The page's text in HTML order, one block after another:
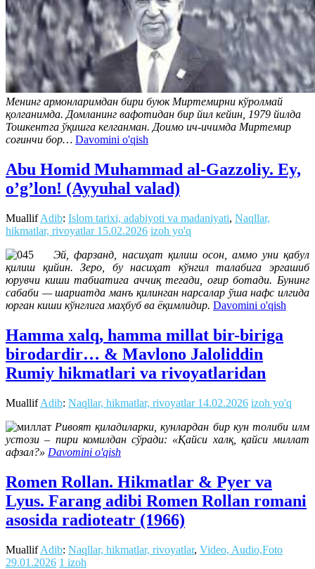
Менинг армонларимдан бири буюк Миртемирни кўролмай
қолганимда. Домланинг вафотидан бир йил кейин, 1979 йилда
Тошкентга ўқишга келганман. Доимо ич-ичимда Миртемир
соғинчи бор… Davomini o'qish
Abu Homid Muhammad al-Gazzoliy. Ey,
o’g’lon! (Ayyuhal valad)
MuallifAdib: Islom tarixi, adabiyoti va madaniyati, Naqllar,
hikmatlar, rivoyatlar 15.02.2026 izoh yo'q
Эй, фарзанд, насиҳат қилиш осон, аммо уни қабул
қилиш қийин. Зеро, бу насиҳат кўнгил талабига эргашиб
юрувчи киши табиатига аччиқ тегади, оғир ботади. Бунинг
сабаби — шариатда манъ қилинган нарсалар ўша нафс илгида
юрган киши кўнглига маҳбуб ва ёқимлидир. Davomini o'qish
Hamma xalq, hamma millat bir-biriga
birodardir… & Mavlono Jaloliddin
Rumiy hikmatlari va rivoyatlaridan
MuallifAdib: Naqllar, hikmatlar, rivoyatlar 14.02.2026 izoh yo'q
Ривоят қиладиларки, кунлардан бир кун толиби илм
устози – пири комилдан сўради: «Қайси халқ, қайси миллат
афзал?» Davomini o'qish
Romen Rollan. Hikmatlar & Pyer va
Lyus. Farang adibi Romen Rollan romani
asosida radioteatr (1966)
MuallifAdib: Naqllar, hikmatlar, rivoyatlar, Video, Audio,Foto
29.01.2026 1 izoh